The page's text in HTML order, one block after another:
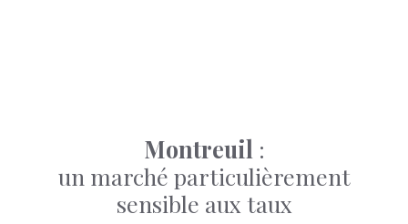
Montreuil :
un marché particulièrement
sensible aux taux